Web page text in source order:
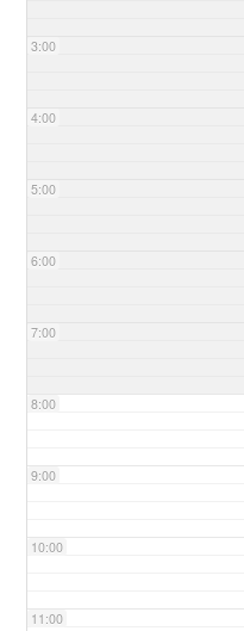
3:00
4:00
5:00
6:00
7:00
8:00
9:00
10:00
11:00